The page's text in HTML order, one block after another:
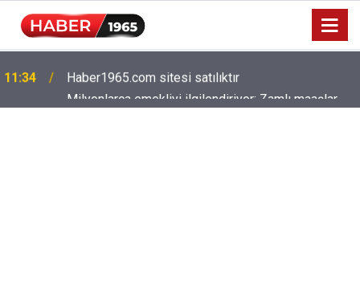
15:52
Milyonlarca emekliyi ilgilendiriyor: Zamlı maaşlar